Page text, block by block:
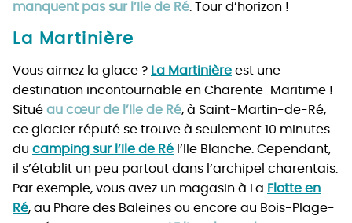
manquent pas sur l’Ile de Ré . Tour d’horizon !
La Martinière
Vous aimez la glace ? La Martinière est une
destination incontournable en Charente-Maritime !
Situé au cœur de l’Ile de Ré, à Saint-Martin-de-Ré,
ce glacier réputé se trouve à seulement 10 minutes
du camping sur l’Ile de Ré l’Ile Blanche. Cependant,
il s’établit un peu partout dans l’archipel charentais.
Par exemple, vous avez un magasin à La Flotte en
Ré, au Phare des Baleines ou encore au Bois-Plage-